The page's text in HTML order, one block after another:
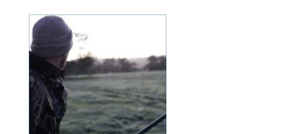
spelhallarnas neonljus
online, erbjuder
casinovärlden en unik
mix av...